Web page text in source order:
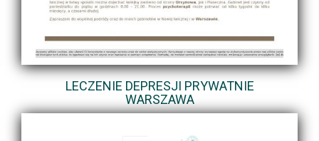
LECZENIE DEPRESJI PRYWATNIE
WARSZAWA